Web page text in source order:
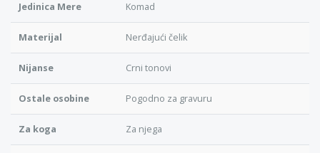
Jedinica Mere Komad
Materijal Nerđajući čelik
Nijanse Crni tonovi
Ostale osobine Pogodno za gravuru
Za koga Za njega